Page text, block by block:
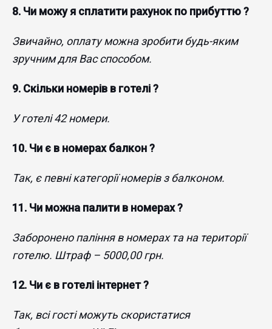
8. Чи можу я сплатити рахунок по прибуттю ?
Звичайно, оплату можна зробити будь-яким
зручним для Вас способом​.
9. Скільки номерів в готелі ?
У готелі 42 номери.
10. Чи є в номерах балкон ?
Так, є певні категорії номерів з балконом​.
11. Чи можна палити в номерах ?
Заборонено паління в номерах та на території
готелю. Штраф – 5000,00 грн.
12. Чи є в готелі інтернет ?
Так, всі гості можуть скористатися